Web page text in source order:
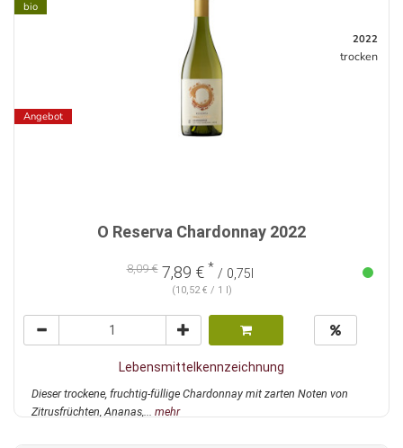
bio
Angebot
2022
trocken
O Reserva Chardonnay 2022
8,09 €7,89 € * / 0,75l
(10,52 € / 1 l)
Lebensmittelkennzeichnung
Dieser trockene, fruchtig-füllige Chardonnay mit zarten Noten von
Zitrusfrüchten, Ananas,... mehr